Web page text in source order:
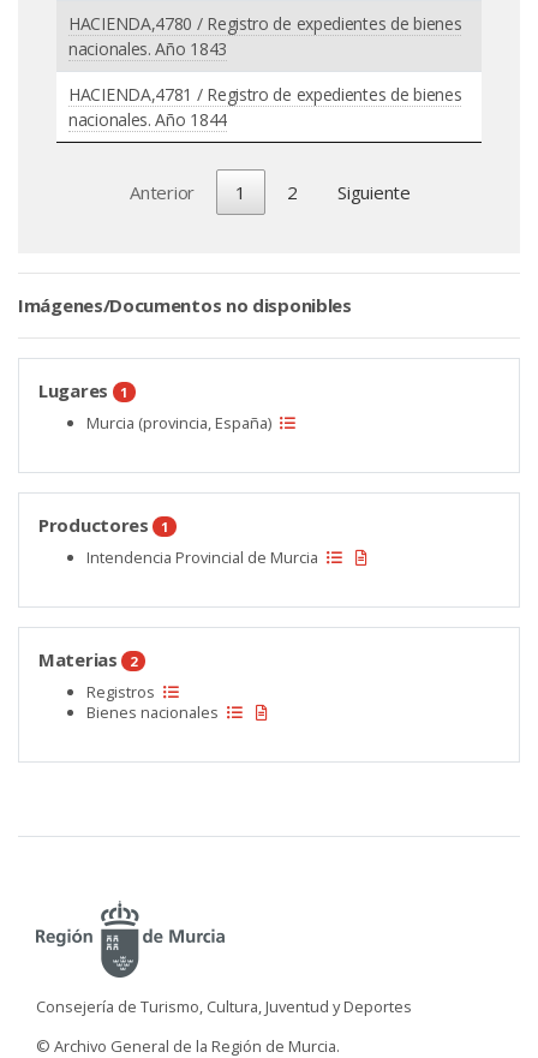
HACIENDA,4780 / Registro de expedientes de bienes
nacionales. Año 1843
HACIENDA,4781 / Registro de expedientes de bienes
nacionales. Año 1844
Anterior 1 2 Siguiente
Imágenes/Documentos no disponibles
Lugares 1
Murcia (provincia, España)
Productores 1
Intendencia Provincial de Murcia
Materias 2
Registros
Bienes nacionales
Consejería de Turismo, Cultura, Juventud y Deportes
© Archivo General de la Región de Murcia.